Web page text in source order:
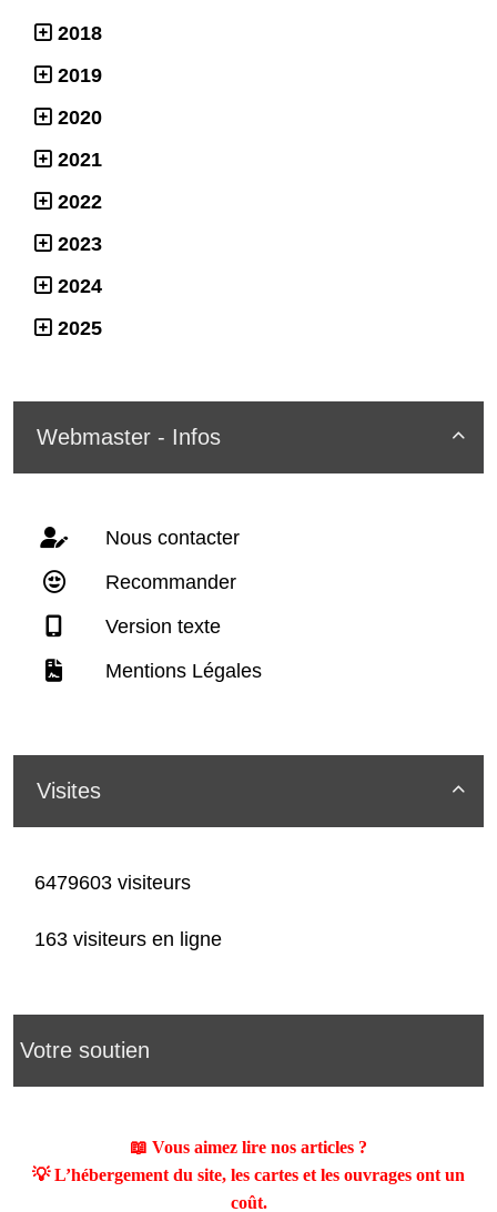
2018
2019
2020
2021
2022
2023
2024
2025

Webmaster - Infos
Nous contacter
Recommander
Version texte
Mentions Légales

Visites
6479603 visiteurs
163 visiteurs en ligne
Votre soutien
📖 Vous aimez lire nos articles ?
💡 L’hébergement du site, les cartes et les ouvrages ont un
coût.